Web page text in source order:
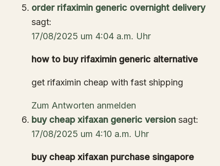
order rifaximin generic overnight delivery
sagt:
17/08/2025 um 4:04 a.m. Uhr
how to buy rifaximin generic alternative
get rifaximin cheap with fast shipping
Zum Antworten anmelden
buy cheap xifaxan generic version sagt:
17/08/2025 um 4:10 a.m. Uhr
buy cheap xifaxan purchase singapore